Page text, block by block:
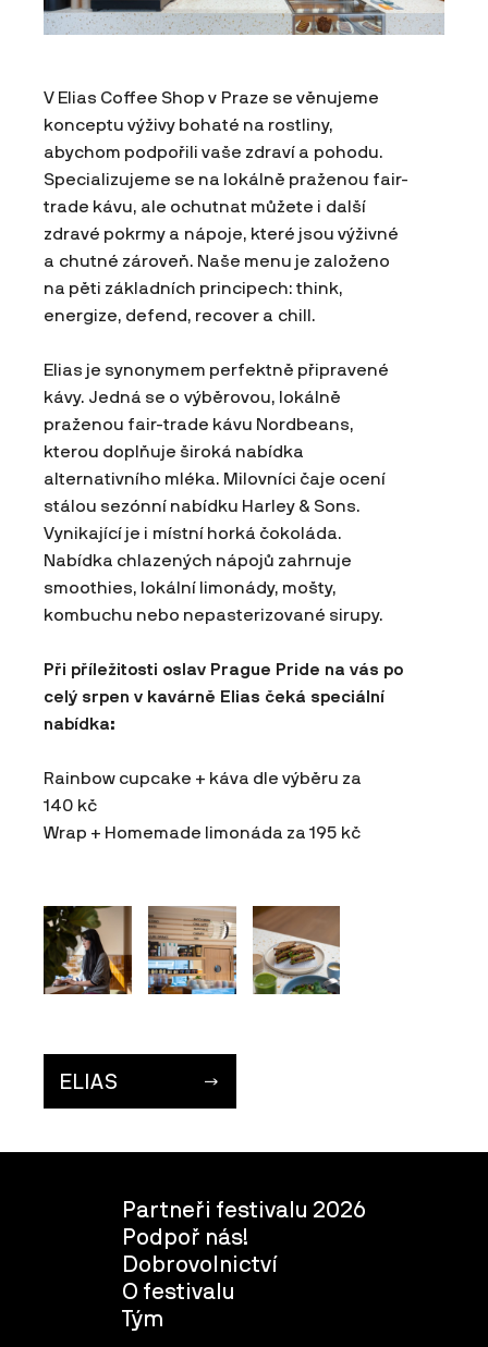
V Elias Coffee Shop v Praze se věnujeme
konceptu výživy bohaté na rostliny,
abychom podpořili vaše zdraví a pohodu.
Specializujeme se na lokálně praženou fair-
trade kávu, ale ochutnat můžete i další
zdravé pokrmy a nápoje, které jsou výživné
a chutné zároveň. Naše menu je založeno
na pěti základních principech: think,
energize, defend, recover a chill.
Elias je synonymem perfektně připravené
kávy. Jedná se o výběrovou, lokálně
praženou fair-trade kávu Nordbeans,
kterou doplňuje široká nabídka
alternativního mléka. Milovníci čaje ocení
stálou sezónní nabídku Harley & Sons.
Vynikající je i místní horká čokoláda.
Nabídka chlazených nápojů zahrnuje
smoothies, lokální limonády, mošty,
kombuchu nebo nepasterizované sirupy.
Při příležitosti oslav Prague Pride na vás po
celý srpen v kavárně Elias čeká speciální
nabídka:
Rainbow cupcake + káva dle výběru za
140 kč
Wrap + Homemade limonáda za 195 kč
ELIAS
Partneři festivalu 2026
Podpoř nás!
Dobrovolnictví
O festivalu
Tým